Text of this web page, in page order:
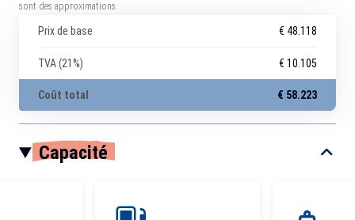
sont des approximations.
Prix de base € 48.118
TVA (21%) € 10.105
Coût total € 58.223
Capacité